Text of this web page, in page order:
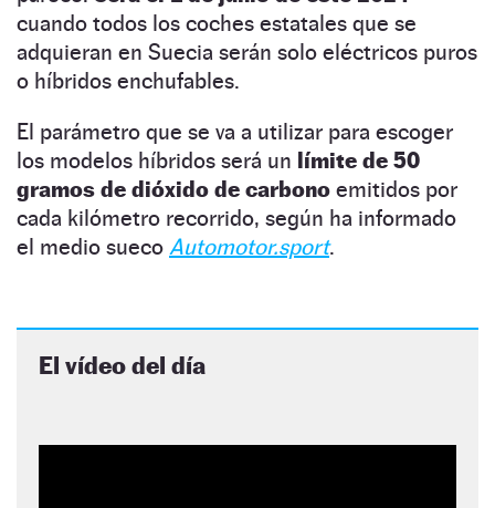
cuando todos los coches estatales que se
adquieran en Suecia serán solo eléctricos puros
o híbridos enchufables.
El parámetro que se va a utilizar para escoger
los modelos híbridos será un límite de 50
gramos de dióxido de carbono emitidos por
cada kilómetro recorrido, según ha informado
el medio sueco Automotor.sport.
El vídeo del día